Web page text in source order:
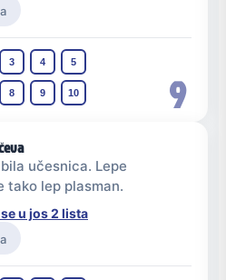
9
3 4 5
8 9 10
učesnica. Lepe
tako lep plasman.
u jos 2 lista